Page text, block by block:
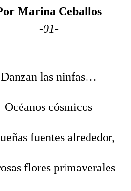
Marina Ceballos
-01-
Danzan las ninfas…
Océanos cósmicos
fuentes alrededor,
flores primaverales